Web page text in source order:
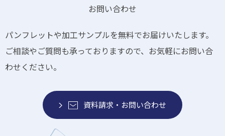
お問い合わせ
パンフレットや加工サンプルを無料でお届けいたします。
ご相談やご質問も承っておりますので、お気軽にお問い合
わせください。
資料請求・お問い合わせ